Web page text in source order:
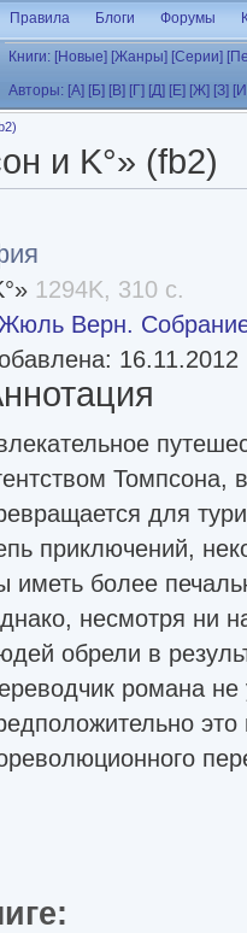
Правила Блоги Форумы
Книги: [Новые] [Жанры] [Серии]
Авторы: [А] [Б] [В] [Г] [Д] [Е] [Ж] [З]
и K°» (fb2)
1294K, 310 с.
Жюль Верн.
16.11.2012
Томпсона,
для
приключений,
иметь более
несмотря ни
обрели в
романа не
это